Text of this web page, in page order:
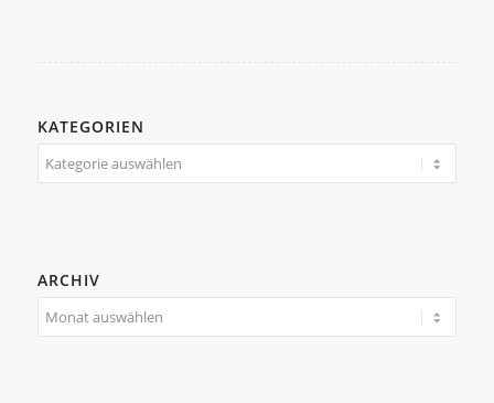
KATEGORIEN
Kategorien
ARCHIV